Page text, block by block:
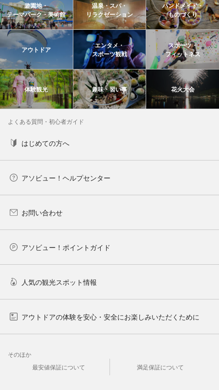
遊園地・
テーマパーク・美術館
温泉・スパ・
リラクゼーション
ハンドメイド・
ものづくり
アウトドア
エンタメ・
スポーツ観戦
スポーツ・
フィットネス
体験観光 趣味・習い事 花火大会
よくある質問・初心者ガイド
はじめての方へ
アソビュー！ヘルプセンター
お問い合わせ
アソビュー！ポイントガイド
人気の観光スポット情報
アウトドアの体験を安心・安全にお楽しみいただくために
そのほか
最安値保証について
満足保証について